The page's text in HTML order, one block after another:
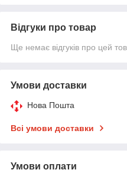
Відгуки про товар
Ще немає відгуків про цей
Умови доставки
Нова Пошта
Всі умови доставки
Умови оплати